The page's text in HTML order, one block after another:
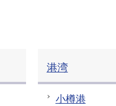
港湾
小樽港